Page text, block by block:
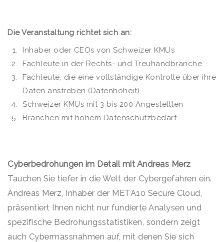
Die Veranstaltung richtet sich an:
Inhaber oder CEOs von Schweizer KMUs
Fachleute in der Rechts- und Treuhandbranche
Fachleute, die eine vollständige Kontrolle über ihre
Daten anstreben (Datenhoheit)
Schweizer KMUs mit 3 bis 200 Angestellten
Branchen mit hohem Datenschutzbedarf
Cyberbedrohungen im Detail mit Andreas Merz
Tauchen Sie tiefer in die Welt der Cybergefahren ein.
Andreas Merz, Inhaber der META10 Secure Cloud,
präsentiert Ihnen nicht nur fundierte Analysen und
spezifische Bedrohungsstatistiken, sondern zeigt
auch Cybermassnahmen auf, mit denen Sie sich